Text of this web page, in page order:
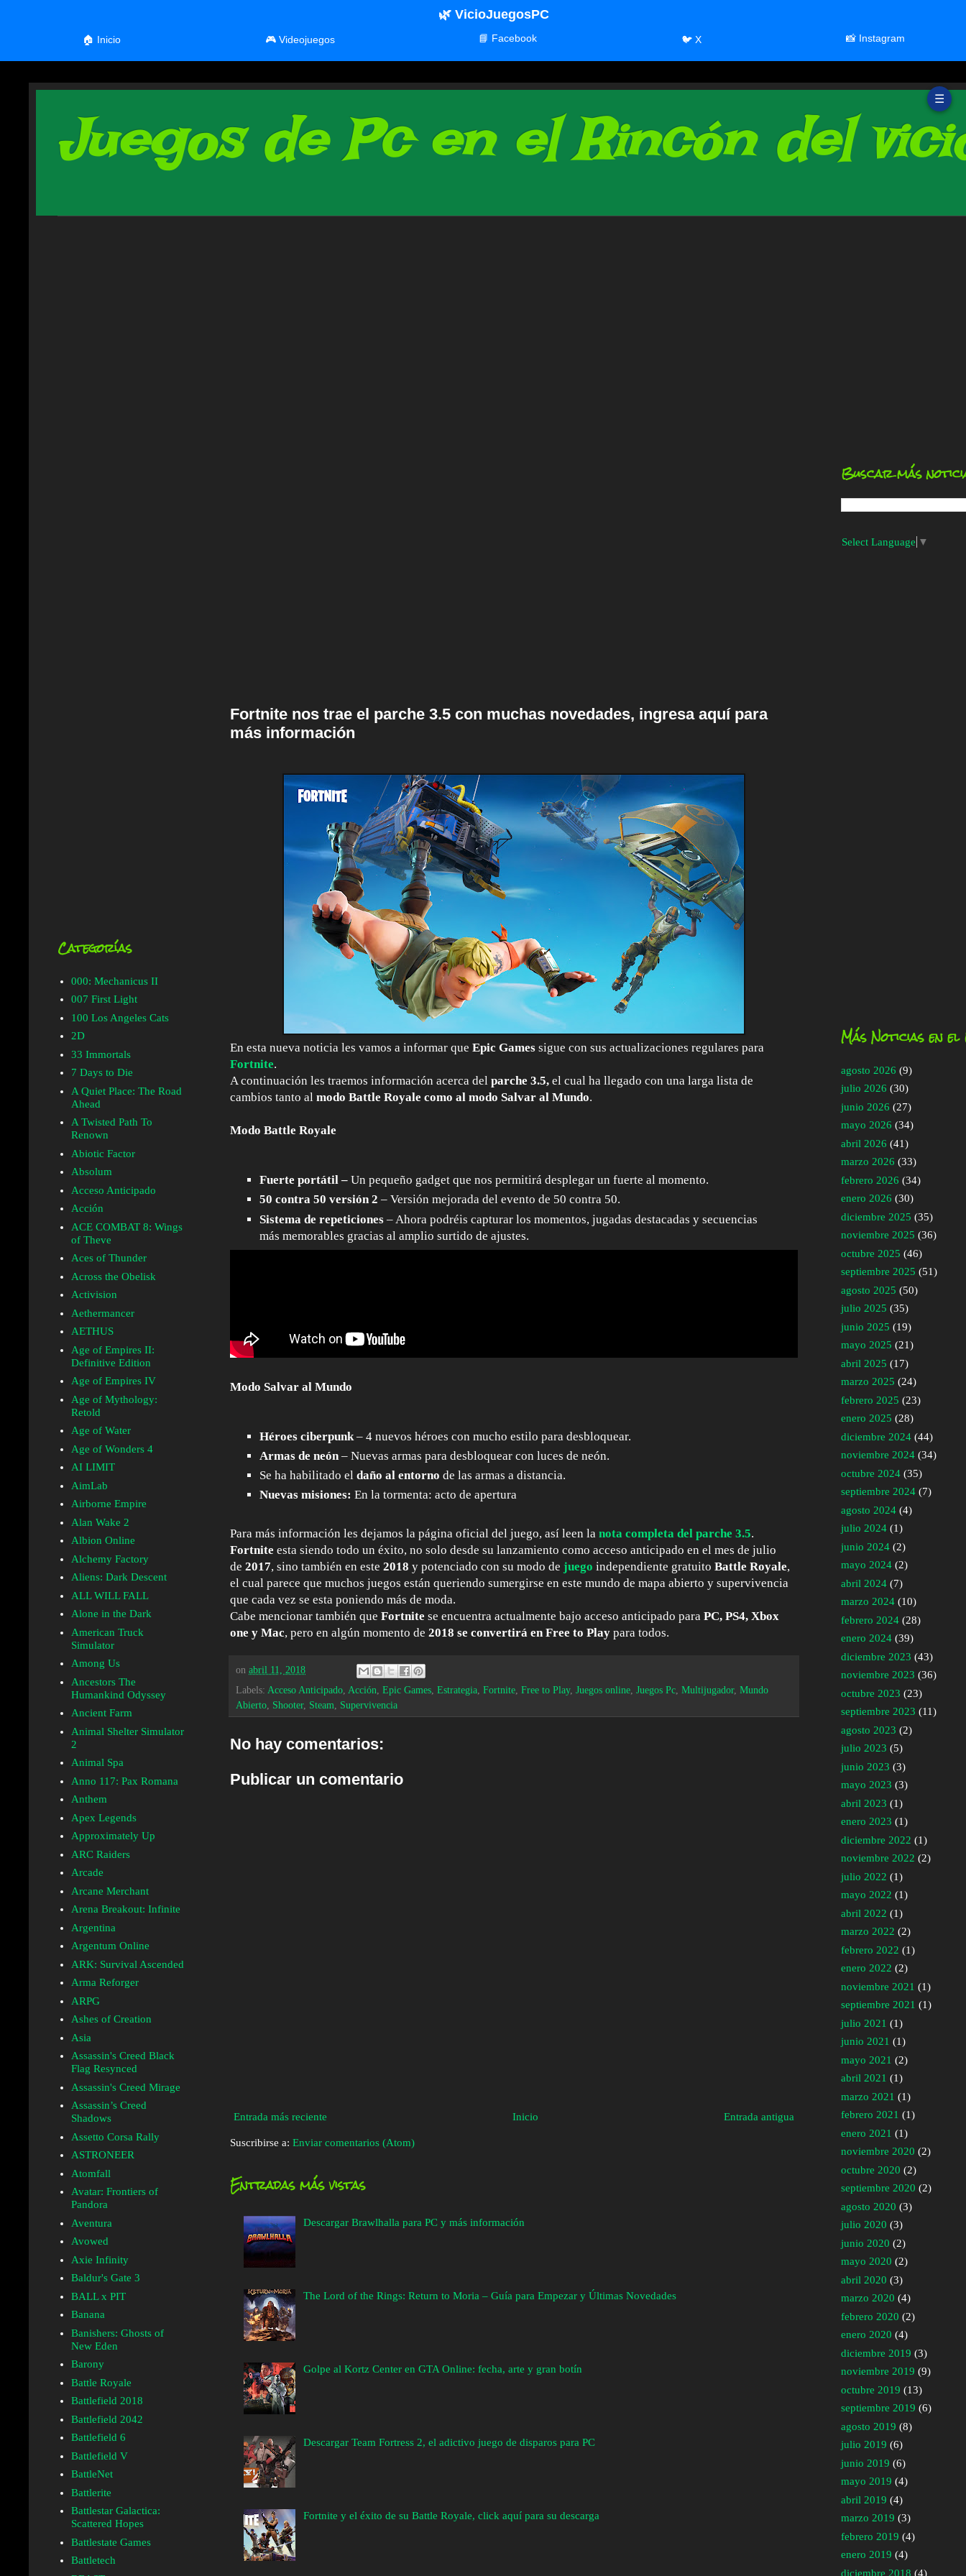
☰
Juegos de Pc en el Rincón del
🌿 VicioJuegosPC
🏠 Inicio 🎮 Videojuegos 📘 Facebook 🐦 X 📸 Instagram
Fortnite nos trae el parche 3.5 con muchas novedades, ingresa aquí para
más información
En esta nueva noticia les vamos a informar que Epic Games sigue con sus actualizaciones regulares para
Fortnite.
A continuación les traemos información acerca del parche 3.5, el cual ha llegado con una larga lista de
cambios tanto al modo Battle Royale como al modo Salvar al Mundo.
Modo Battle Royale
Fuerte portátil – Un pequeño gadget que nos permitirá desplegar un fuerte al momento.
50 contra 50 versión 2 – Versión mejorada del evento de 50 contra 50.
Sistema de repeticiones – Ahora podréis capturar los momentos, jugadas destacadas y secuencias
más memorables gracias al amplio surtido de ajustes.
Modo Salvar al Mundo
Héroes ciberpunk – 4 nuevos héroes con mucho estilo para desbloquear.
Armas de neón– Nuevas armas para desbloquear con luces de neón.
Se ha habilitado eldaño al entorno de las armas a distancia.
Nuevas misiones: En la tormenta: acto de apertura
Para más información les dejamos la página oficial del juego, así leen la nota completa del parche 3.5.
Fortnite esta siendo todo un éxito, no solo desde su lanzamiento como acceso anticipado en el mes de julio
de 2017, sino también en este 2018 y potenciado con su modo de juego independiente gratuito Battle Royale,
el cual parece que muchos juegos están queriendo sumergirse en este mundo de mapa abierto y supervivencia
que cada vez se esta poniendo más de moda.
Cabe mencionar también que Fortnite se encuentra actualmente bajo acceso anticipado para PC, PS4, Xbox
one y Mac, pero en algún momento de 2018 se convertirá en Free to Play para todos.
on abril 11, 2018
Labels: Acceso Anticipado, Acción, Epic Games, Estrategia, Fortnite, Free to Play, Juegos online, Juegos Pc, Multijugador, Mundo
Abierto, Shooter, Steam, Supervivencia
No hay comentarios:
Publicar un comentario
Entrada más reciente Entrada antigua
Inicio
Suscribirse a: Enviar comentarios (Atom)
Entradas más vistas
Descargar Brawlhalla para PC y más información
The Lord of the Rings: Return to Moria – Guía para Empezar y Últimas Novedades
Golpe al Kortz Center en GTA Online: fecha, arte y gran botín
Descargar Team Fortress 2, el adictivo juego de disparos para PC
Fortnite y el éxito de su Battle Royale, click aquí para su descarga
Categorías
000: Mechanicus II
007 First Light
100 Los Angeles Cats
2D
33 Immortals
7 Days to Die
A Quiet Place: The Road
Ahead
A Twisted Path To
Renown
Abiotic Factor
Absolum
Acceso Anticipado
Acción
ACE COMBAT 8: Wings
of Theve
Aces of Thunder
Across the Obelisk
Activision
Aethermancer
AETHUS
Age of Empires II:
Definitive Edition
Age of Empires IV
Age of Mythology:
Retold
Age of Water
Age of Wonders 4
AI LIMIT
AimLab
Airborne Empire
Alan Wake 2
Albion Online
Alchemy Factory
Aliens: Dark Descent
ALL WILL FALL
Alone in the Dark
American Truck
Simulator
Among Us
Ancestors The
Humankind Odyssey
Ancient Farm
Animal Shelter Simulator
2
Animal Spa
Anno 117: Pax Romana
Anthem
Apex Legends
Approximately Up
ARC Raiders
Arcade
Arcane Merchant
Arena Breakout: Infinite
Argentina
Argentum Online
ARK: Survival Ascended
Arma Reforger
ARPG
Ashes of Creation
Asia
Assassin's Creed Black
Flag Resynced
Assassin's Creed Mirage
Assassin’s Creed
Shadows
Assetto Corsa Rally
ASTRONEER
Atomfall
Avatar: Frontiers of
Pandora
Aventura
Avowed
Axie Infinity
Baldur's Gate 3
BALL x PIT
Banana
Banishers: Ghosts of
New Eden
Barony
Battle Royale
Battlefield 2018
Battlefield 2042
Battlefield 6
Battlefield V
BattleNet
Battlerite
Battlestar Galactica:
Scattered Hopes
Battlestate Games
Battletech
Buscar más
Select Language ▼
Más Noticias en
agosto 2026 (9)
julio 2026 (30)
junio 2026 (27)
mayo 2026 (34)
abril 2026 (41)
marzo 2026 (33)
febrero 2026 (34)
enero 2026 (30)
diciembre 2025 (35)
noviembre 2025 (36)
octubre 2025 (46)
septiembre 2025 (51)
agosto 2025 (50)
julio 2025 (35)
junio 2025 (19)
mayo 2025 (21)
abril 2025 (17)
marzo 2025 (24)
febrero 2025 (23)
enero 2025 (28)
diciembre 2024 (44)
noviembre 2024 (34)
octubre 2024 (35)
septiembre 2024 (7)
agosto 2024 (4)
julio 2024 (1)
junio 2024 (2)
mayo 2024 (2)
abril 2024 (7)
marzo 2024 (10)
febrero 2024 (28)
enero 2024 (39)
diciembre 2023 (43)
noviembre 2023 (36)
octubre 2023 (23)
septiembre 2023 (11)
agosto 2023 (2)
julio 2023 (5)
junio 2023 (3)
mayo 2023 (3)
abril 2023 (1)
enero 2023 (1)
diciembre 2022 (1)
noviembre 2022 (2)
julio 2022 (1)
mayo 2022 (1)
abril 2022 (1)
marzo 2022 (2)
febrero 2022 (1)
enero 2022 (2)
noviembre 2021 (1)
septiembre 2021 (1)
julio 2021 (1)
junio 2021 (1)
mayo 2021 (2)
abril 2021 (1)
marzo 2021 (1)
febrero 2021 (1)
enero 2021 (1)
noviembre 2020 (2)
octubre 2020 (2)
septiembre 2020 (2)
agosto 2020 (3)
julio 2020 (3)
junio 2020 (2)
mayo 2020 (2)
abril 2020 (3)
marzo 2020 (4)
febrero 2020 (2)
enero 2020 (4)
diciembre 2019 (3)
noviembre 2019 (9)
octubre 2019 (13)
septiembre 2019 (6)
agosto 2019 (8)
julio 2019 (6)
junio 2019 (6)
mayo 2019 (4)
abril 2019 (4)
marzo 2019 (3)
febrero 2019 (4)
enero 2019 (4)
diciembre 2018 (4)